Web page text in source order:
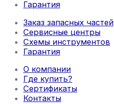
Гарантия
Заказ запасных частей
Сервисные центры
Схемы инструментов
Гарантия
О компании
Где купить?
Сертификаты
Контакты